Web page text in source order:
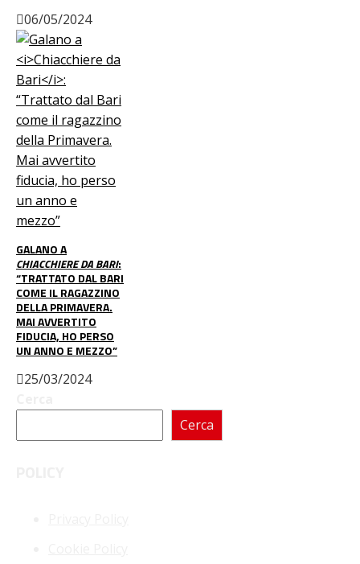
06/05/2024
GALANO A
CHIACCHIERE DA BARI:
“TRATTATO DAL BARI
COME IL RAGAZZINO
DELLA PRIMAVERA.
MAI AVVERTITO
FIDUCIA, HO PERSO
UN ANNO E MEZZO”
25/03/2024
Cerca